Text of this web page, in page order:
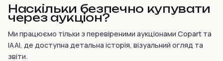
Наскільки безпечно купувати
через аукціон?
Ми працюємо тільки з перевіреними аукціонами Copart та
IAAI, де доступна детальна історія, візуальний огляд та
звіти.